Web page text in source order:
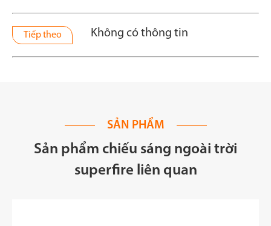
Tiếp theo Không có thông tin
SẢN PHẨM
Sản phẩm chiếu sáng ngoài trời
superfire liên quan